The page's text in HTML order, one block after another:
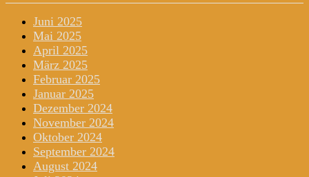
Juni 2025
Mai 2025
April 2025
März 2025
Februar 2025
Januar 2025
Dezember 2024
November 2024
Oktober 2024
September 2024
August 2024